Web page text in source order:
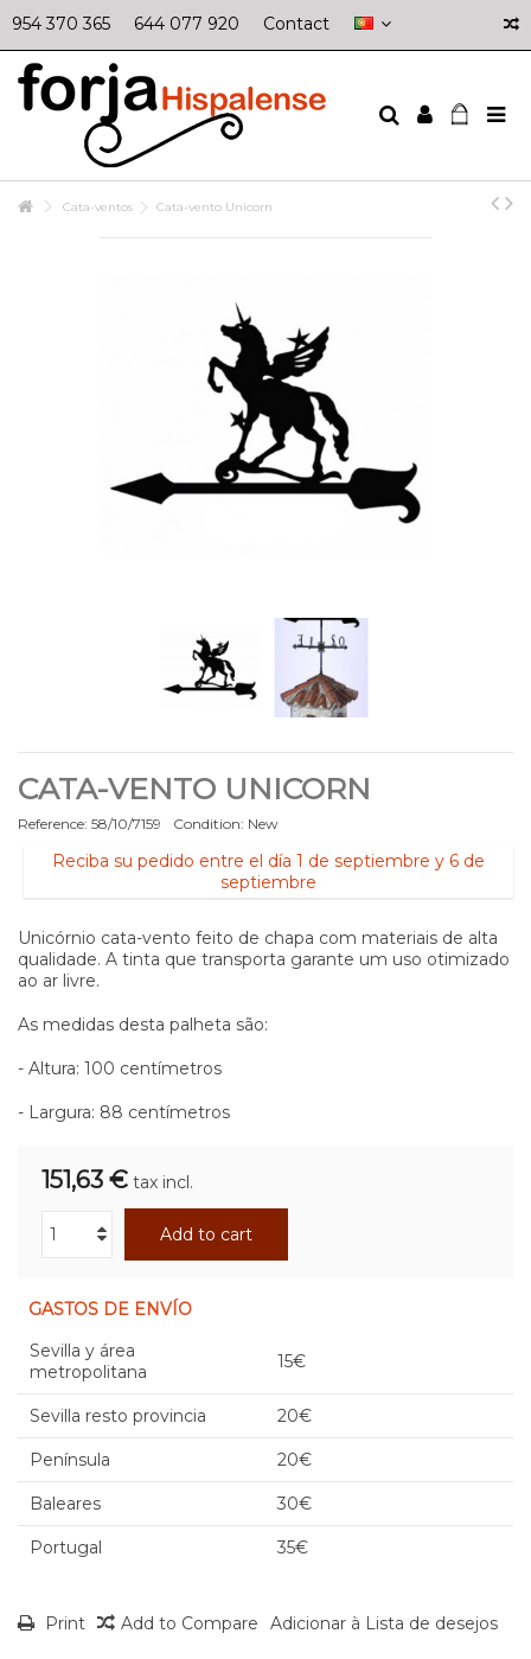
954 370 365 644 077 920 Contact
Cata-ventos Cata-vento Unicorn
CATA-VENTO UNICORN
Reference: 58/10/7159 Condition: New
Reciba su pedido entre el día 1 de septiembre y 6 de
septiembre
Unicórnio cata-vento feito de chapa com materiais de alta
qualidade. A tinta que transporta garante um uso otimizado
ao ar livre.
As medidas desta palheta são:
- Altura: 100 centímetros
- Largura: 88 centímetros
151,63 € tax incl.
Add to cart
GASTOS DE ENVÍO
Sevilla y área
metropolitana
15€
Sevilla resto provincia 20€
Península 20€
Baleares 30€
Portugal 35€
Print Add to Compare Adicionar à Lista de desejos